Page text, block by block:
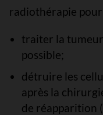
radiothérapie pour
traiter la tumeur
possible;
détruire les
après la
de réapparition